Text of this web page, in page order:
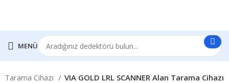
MENÜ
Tarama Cihazı VIA GOLD LRL SCANNER Alan Tarama Cihazı